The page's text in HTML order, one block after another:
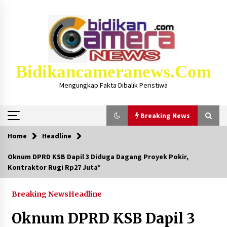
Bidikancameranews.com
Mengungkap Fakta Dibalik Peristiwa
Breaking News
Breaking News
Iklan Layanan KSB MAJU LUAR BIASA, Hukum
2 bulan ago
Kejaksaan KSB Mulai Lidik Mafia Tanah Desa
Home Headline
Oknum DPRD KSB Dapil 3 Diduga Dagang Proyek Pokir,
Kontraktor Rugi Rp27 Juta*
Breaking NewsHeadline
Oknum DPRD KSB Dapil 3